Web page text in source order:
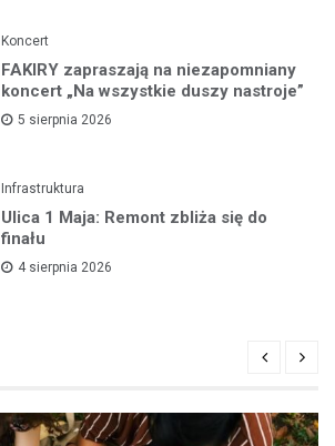
Koncert
FAKIRY zapraszają na niezapomniany
koncert „Na wszystkie duszy nastroje”
5 sierpnia 2026
Infrastruktura
Ulica 1 Maja: Remont zbliża się do
finału
4 sierpnia 2026